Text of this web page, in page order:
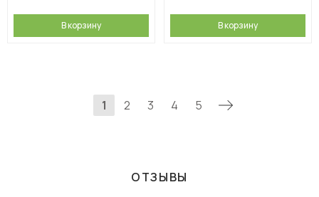
В корзину В корзину
1 2 3 4 5
ОТЗЫВЫ